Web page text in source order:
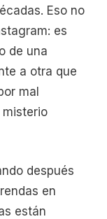
Eso no
es
de una
a otra que
mal
después
en
están